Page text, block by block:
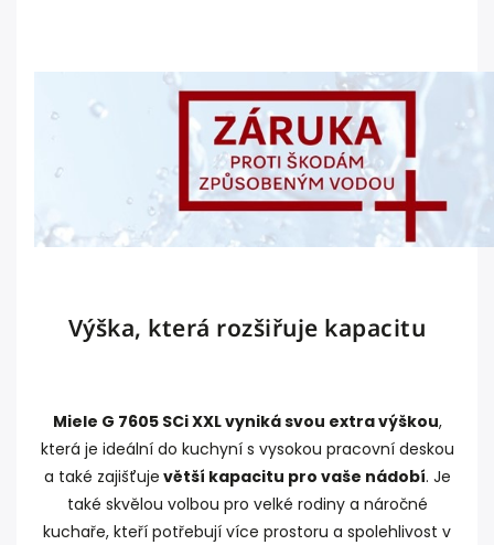
Výška, která rozšiřuje kapacitu
Miele G 7605 SCi XXL vyniká svou extra výškou,
která je ideální do kuchyní s vysokou pracovní deskou
a také zajišťuje větší kapacitu pro vaše nádobí. Je
také skvělou volbou pro velké rodiny a náročné
kuchaře, kteří potřebují více prostoru a spolehlivost v